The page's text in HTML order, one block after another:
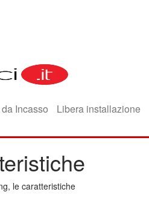
Incasso Libera installazione
le caratteristiche